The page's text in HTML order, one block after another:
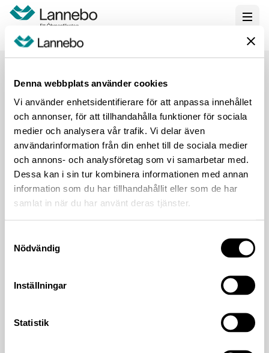
Denna webbplats använder cookies
Vi använder enhetsidentifierare för att anpassa innehållet
och annonser, för att tillhandahålla funktioner för sociala
medier och analysera vår trafik. Vi delar även
användarinformation från din enhet till de sociala medier
och annons- och analysföretag som vi samarbetar med.
Dessa kan i sin tur kombinera informationen med annan
information som du har tillhandahållit eller som de har
samlat in när du har använt deras tjänster.
Nödvändig
Inställningar
Statistik
Start Funds Öhman Marknad Sverige Bred
Om Lannebo
Om oss
Våra fonder
Switch to English
Information
Legal information
Villkor
Cookies
Tillgänglighetsredogörelse
Kontakta oss
info@lannebo.se